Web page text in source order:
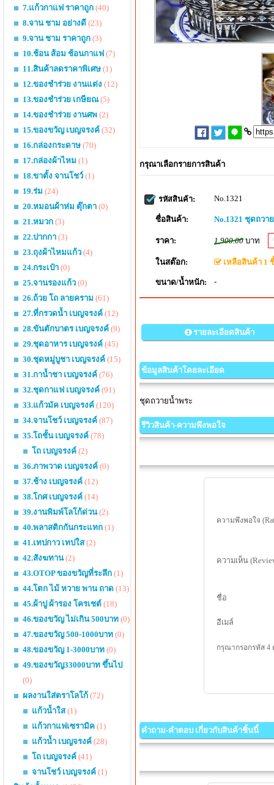
7.แก้วกาแฟ ราคาถูก (40)
8.จาน ชาม อย่างดี (23)
9.จาน ชาม ราคาถูก (3)
10.ช้อน ส้อม ช้อนกาแฟ (7)
11.สินค้าลดราคาพิเศษ (1)
12.ของชำร่วย งานแต่ง (12)
13.ของชำร่วย เกษียณ(5)
14.ของชำร่วย งานศพ (2)
15.ของขวัญ เบญจรงค์ (32)
16.กล่องกระดาษ (70)
17.กล่องผ้าไหม (1)
18.ขาตั้ง จานโชว์ (1)
19.ร่ม (24)
20.หมอนผ้าห่ม ตุ๊กตา (0)
21.หมวก (3)
22.ปากกา (3)
23.ถุงผ้าไหมแก้ว (4)
24.กระเป๋า (0)
25.จานรองแก้ว (0)
26.ถ้วย โถ ลายคราม (61)
27.ที่กรวดน้ำ เบญจรงค์ (12)
28.ขันตักบาตร เบญจรงค์ (9)
29.ชุดอาหาร เบญจรงค์ (45)
30.ชุดหมู่บูชา เบญจรงค์ (15)
31.กาน้ำชา เบญจรงค์ (76)
32.ชุดกาแฟ เบญจรงค์ (91)
33.แก้วมัค เบญจรงค์ (120)
34.จานโชว์ เบญจรงค์ (87)
35.โถชั้น เบญจรงค์ (78)
โถ เบญจรงค์ (2)
36.ภาพวาด เบญจรงค์ (0)
37.ช้าง เบญจรงค์ (12)
38.โกศ เบญจรงค์ (14)
39.งานพิมพ์โลโก้ด่วน(2)
40.พลาสติกกันกระแทก (1)
41.เทปกาว เทปใส(2)
42.สังฆทาน(2)
43.OTOP ของขวัญที่ระลึก (1)
44.โตก ไม้ หวาย พาน ถาด (13)
45.ผ้าปู ผ้ารอง โครเชต์ (18)
46.ของขวัญ ไม่เกิน 500บาท (0)
47.ของขวัญ 500-1000บาท (0)
48.ของขวัญ 1-3000บาท (0)
49.ของขวัญ33000บาท ขึ้นไป
(0)
ผลงานใส่ตราโลโก้ (72)
แก้วน้ำใส(1)
แก้วกาแฟเซรามิค (1)
แก้วน้ำ เบญจรงค์ (28)
โถ เบญจรงค์ (41)
จานโชว์ เบญจรงค์ (1)
กรุณาเลือกรายการสินค้า
รหัสสินค้า: No.1321
ชื่อสินค้า: No.1321 ชุดถวา
ราคา: 1,900.00 บาท
ในสต๊อก: เหลือสินค้า 1
ขนาด/น้ำหนัก: -
รายละเอียดสินค้า
ข้อมูลสินค้าโดยละเอียด
ชุดถวายน้ำพระ
รีวิวสินค้า-ความพึงพอใจ
ความพึงพอใจ
ความเห็น
ชื่อ
อีเมล์
กรุณากรอกรหัส 4
คำถาม-คำตอบ เกี่ยวกับสินค้าชิ้นนี้